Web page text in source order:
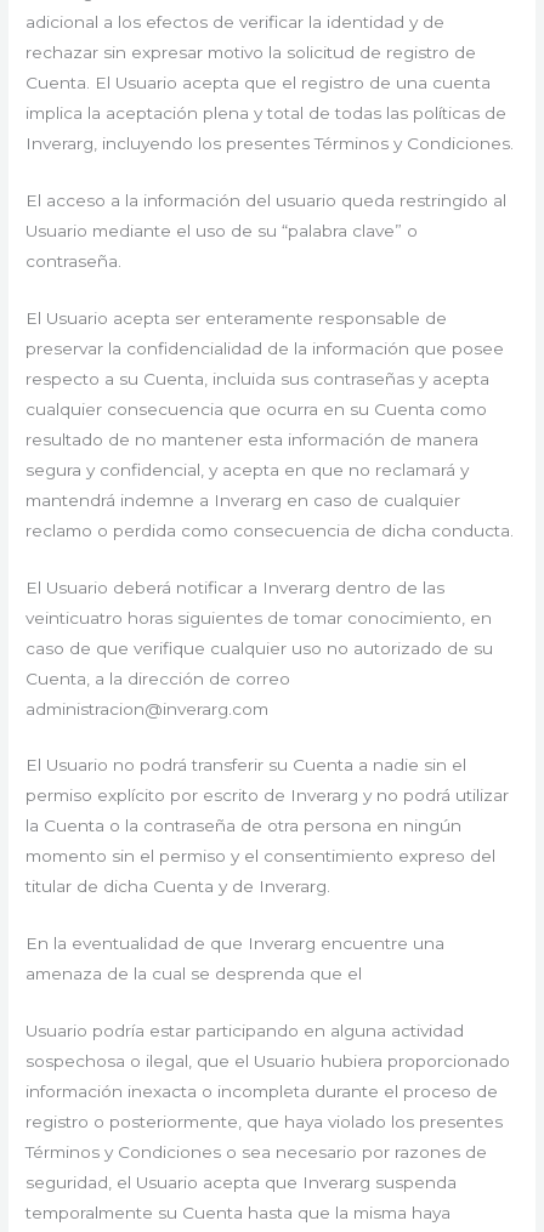
adicional a los efectos de verificar la identidad y de
rechazar sin expresar motivo la solicitud de registro de
Cuenta. El Usuario acepta que el registro de una cuenta
implica la aceptación plena y total de todas las políticas de
Inverarg, incluyendo los presentes Términos y Condiciones.
El acceso a la información del usuario queda restringido al
Usuario mediante el uso de su “palabra clave” o
contraseña.
El Usuario acepta ser enteramente responsable de
preservar la confidencialidad de la información que posee
respecto a su Cuenta, incluida sus contraseñas y acepta
cualquier consecuencia que ocurra en su Cuenta como
resultado de no mantener esta información de manera
segura y confidencial, y acepta en que no reclamará y
mantendrá indemne a Inverarg en caso de cualquier
reclamo o perdida como consecuencia de dicha conducta.
El Usuario deberá notificar a Inverarg dentro de las
veinticuatro horas siguientes de tomar conocimiento, en
caso de que verifique cualquier uso no autorizado de su
Cuenta, a la dirección de correo
administracion@inverarg.com
El Usuario no podrá transferir su Cuenta a nadie sin el
permiso explícito por escrito de Inverarg y no podrá utilizar
la Cuenta o la contraseña de otra persona en ningún
momento sin el permiso y el consentimiento expreso del
titular de dicha Cuenta y de Inverarg.
En la eventualidad de que Inverarg encuentre una
amenaza de la cual se desprenda que el
Usuario podría estar participando en alguna actividad
sospechosa o ilegal, que el Usuario hubiera proporcionado
información inexacta o incompleta durante el proceso de
registro o posteriormente, que haya violado los presentes
Términos y Condiciones o sea necesario por razones de
seguridad, el Usuario acepta que Inverarg suspenda
temporalmente su Cuenta hasta que la misma haya